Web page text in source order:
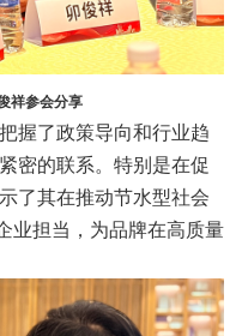
祥参会分享
握了政策导向和行业趋
密的联系。特别是在促
了其在推动节水型社会
业担当，为品牌在高质量